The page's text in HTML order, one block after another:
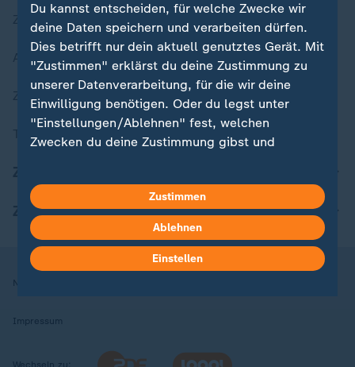
Zuletzt veröffentlicht
Aktuelle Sendungs-Videos
ZDFheute Stories
Themen im Überblick
ZDFheute Apps
Nutzungsbedingungen
Impressum
Wechseln zu:
Du kannst entscheiden, für welche Zwecke wir
deine Daten speichern und verarbeiten dürfen.
Dies betrifft nur dein aktuell genutztes Gerät. Mit
"Zustimmen" erklärst du deine Zustimmung zu
unserer Datenverarbeitung, für die wir deine
Einwilligung benötigen. Oder du legst unter
"Einstellungen/Ablehnen" fest, welchen
Zwecken du deine Zustimmung gibst und
in deinen Einstellungen widerrufen oder ändern.
Hier findest du das Impressum.
Weitere Informationen findest du in unserer
Datenschutzerklärung.
Zustimmen
Ablehnen
Einstellen